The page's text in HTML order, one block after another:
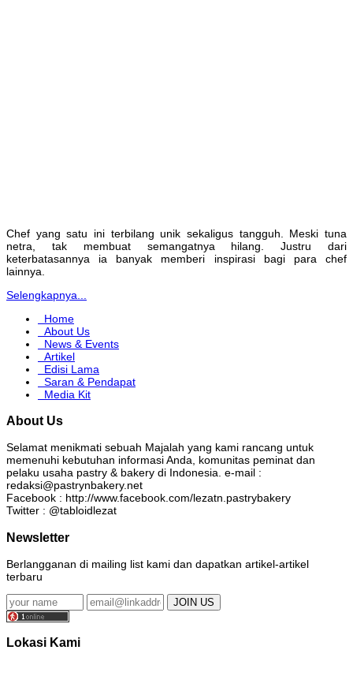
Chef yang satu ini terbilang unik sekaligus tangguh. Meski tuna
netra, tak membuat semangatnya hilang. Justru dari
keterbatasannya ia banyak memberi inspirasi bagi para chef
lainnya.
Selengkapnya...
Home
About Us
News & Events
Artikel
Edisi Lama
Saran & Pendapat
Media Kit
About Us
Selamat menikmati sebuah Majalah yang kami rancang untuk
memenuhi kebutuhan informasi Anda, komunitas peminat dan
pelaku usaha pastry & bakery di Indonesia. e-mail :
redaksi@pastrynbakery.net
Facebook : http://www.facebook.com/lezatn.pastrybakery
Twitter : @tabloidlezat
Newsletter
Berlangganan di mailing list kami dan dapatkan artikel-artikel
terbaru
Lokasi Kami